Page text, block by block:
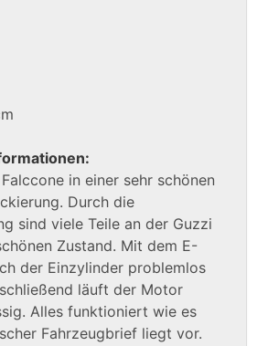
in einer sehr schönen
Durch die
sind viele Teile an der Guzzi
Zustand. Mit dem E-
der Einzylinder problemlos
läuft der Motor
Alles funktioniert wie es
Fahrzeugbrief liegt vor.